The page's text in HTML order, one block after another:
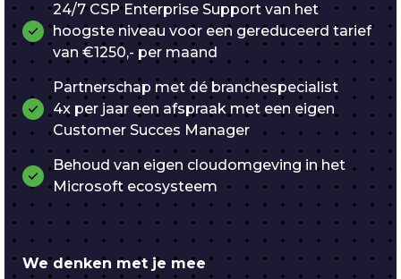
24/7 CSP Enterprise Support van het
hoogste niveau voor een gereduceerd tarief
van €1250,- per maand
Partnerschap met dé branchespecialist
4x per jaar een afspraak met een eigen
Customer Succes Manager
Behoud van eigen cloudomgeving in het
Microsoft ecosysteem
We denken met je mee